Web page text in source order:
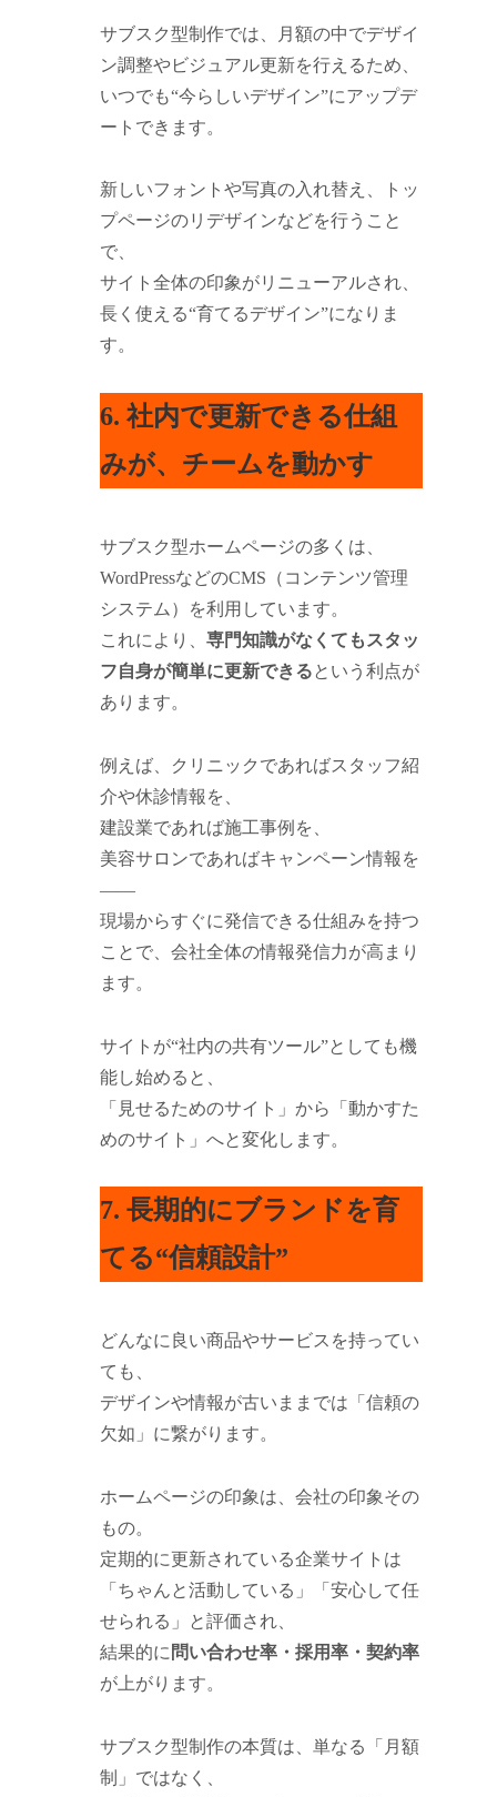
サブスク型制作では、月額の中でデザイ
ン調整やビジュアル更新を行えるため、
いつでも“今らしいデザイン”にアップデ
ートできます。
新しいフォントや写真の入れ替え、トッ
プページのリデザインなどを行うこと
で、
サイト全体の印象がリニューアルされ、
長く使える“育てるデザイン”になりま
す。
6. 社内で更新できる仕組
みが、チームを動かす
サブスク型ホームページの多くは、
WordPressなどのCMS（コンテンツ管理
システム）を利用しています。
これにより、専門知識がなくてもスタッ
フ自身が簡単に更新できるという利点が
あります。
例えば、クリニックであればスタッフ紹
介や休診情報を、
建設業であれば施工事例を、
美容サロンであればキャンペーン情報を
――
現場からすぐに発信できる仕組みを持つ
ことで、会社全体の情報発信力が高まり
ます。
サイトが“社内の共有ツール”としても機
能し始めると、
「見せるためのサイト」から「動かすた
めのサイト」へと変化します。
7. 長期的にブランドを育
てる“信頼設計”
どんなに良い商品やサービスを持ってい
ても、
デザインや情報が古いままでは「信頼の
欠如」に繋がります。
ホームページの印象は、会社の印象その
もの。
定期的に更新されている企業サイトは
「ちゃんと活動している」「安心して任
せられる」と評価され、
結果的に 問い合わせ率・採用率・契約率
が上がります。
サブスク型制作の本質は、単なる「月額
制」ではなく、